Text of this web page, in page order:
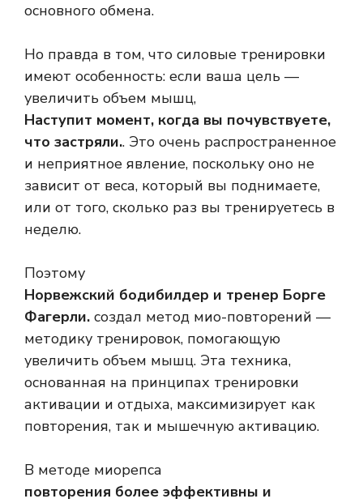
основного обмена.
Но правда в том, что силовые тренировки
имеют особенность: если ваша цель —
увеличить объем мышц,
Наступит момент, когда вы почувствуете,
что застряли.. Это очень распространенное
и неприятное явление, поскольку оно не
зависит от веса, который вы поднимаете,
или от того, сколько раз вы тренируетесь в
неделю.
Поэтому
Норвежский бодибилдер и тренер Борге
Фагерли. создал метод мио-повторений —
методику тренировок, помогающую
увеличить объем мышц. Эта техника,
основанная на принципах тренировки
активации и отдыха, максимизирует как
повторения, так и мышечную активацию.
В методе миорепса
повторения более эффективны и